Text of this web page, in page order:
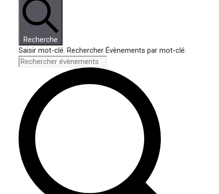
Recherche
Saisir mot-clé. Rechercher Évènements par mot-clé.